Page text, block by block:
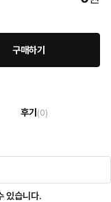
구매하기
후기 (0)
있습니다.